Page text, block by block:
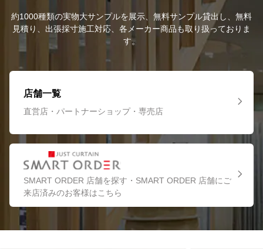
約1000種類の実物大サンプルを展示、無料サンプル貸出し、無料
見積り、出張採寸施工対応、各メーカー商品も取り扱っておりま
す。
店舗一覧
直営店・パートナーショップ・専売店
SMART ORDER 店舗を探す・SMART ORDER 店舗にご
来店済みのお客様はこちら